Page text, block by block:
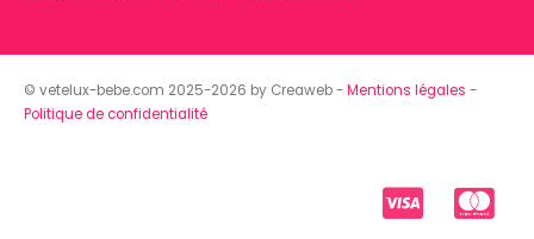
© vetelux-bebe.com 2025-2026 by Creaweb -Mentions légales -
Politique de confidentialité